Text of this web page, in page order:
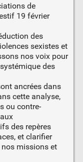
de
19 février
des
sexistes et
nos voix pour
des
ancrées dans
cette analyse,
ou contre-
des repères
et clarifier
missions et